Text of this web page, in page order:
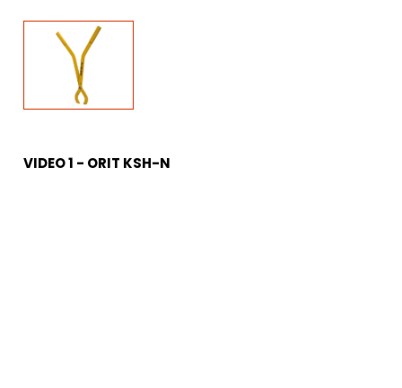
VIDEO 1 - ORIT KSH-N